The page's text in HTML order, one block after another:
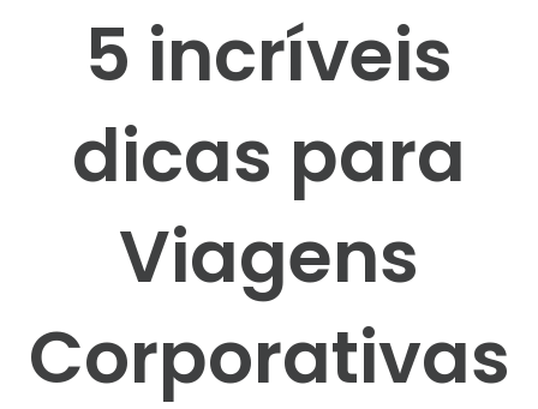
5 incríveis
dicas para
Viagens
Corporativas